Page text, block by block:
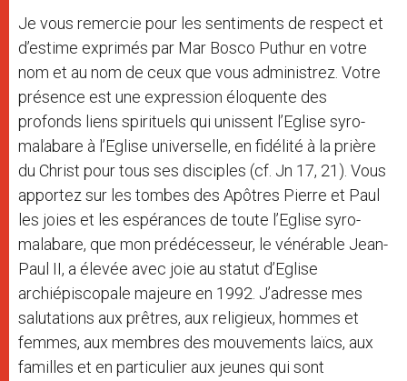
Je vous remercie pour les sentiments de respect et
d’estime exprimés par Mar Bosco Puthur en votre
nom et au nom de ceux que vous administrez. Votre
présence est une expression éloquente des
profonds liens spirituels qui unissent l’Eglise syro-
malabare à l’Eglise universelle, en fidélité à la prière
du Christ pour tous ses disciples (cf. Jn 17, 21). Vous
apportez sur les tombes des Apôtres Pierre et Paul
les joies et les espérances de toute l’Eglise syro-
malabare, que mon prédécesseur, le vénérable Jean-
Paul II, a élevée avec joie au statut d’Eglise
archiépiscopale majeure en 1992. J’adresse mes
salutations aux prêtres, aux religieux, hommes et
femmes, aux membres des mouvements laïcs, aux
familles et en particulier aux jeunes qui sont